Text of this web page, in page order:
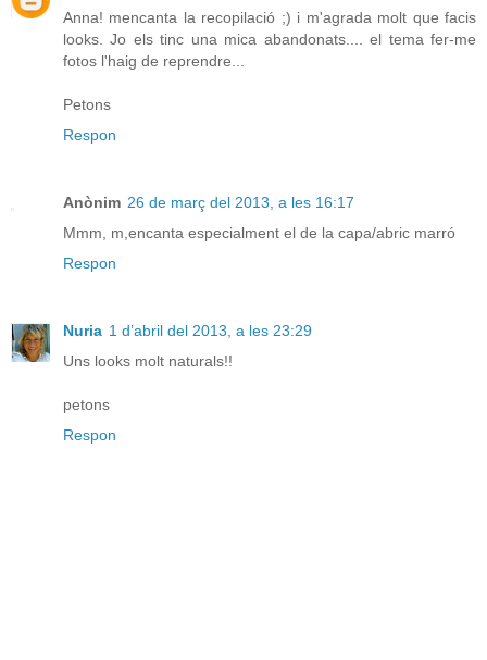
Anna! mencanta la recopilació ;) i m'agrada molt que facis
looks. Jo els tinc una mica abandonats.... el tema fer-me
fotos l'haig de reprendre...
Petons
Respon
Anònim 26 de març del 2013, a les 16:17
Mmm, m,encanta especialment el de la capa/abric marró
Respon
Nuria 1 d’abril del 2013, a les 23:29
Uns looks molt naturals!!
petons
Respon